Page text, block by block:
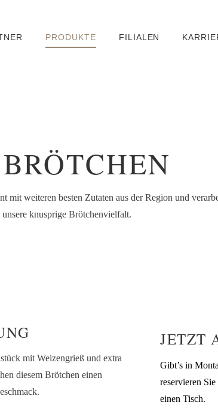
PRODUKTE FILIALEN
weiteren besten Zutaten aus der Region und
unsere knusprige Brötchenvielfalt.
mit Weizengrieß und extra
diesem Brötchen einen
JETZT
Gibt’s in
reservieren
einen Tisch.